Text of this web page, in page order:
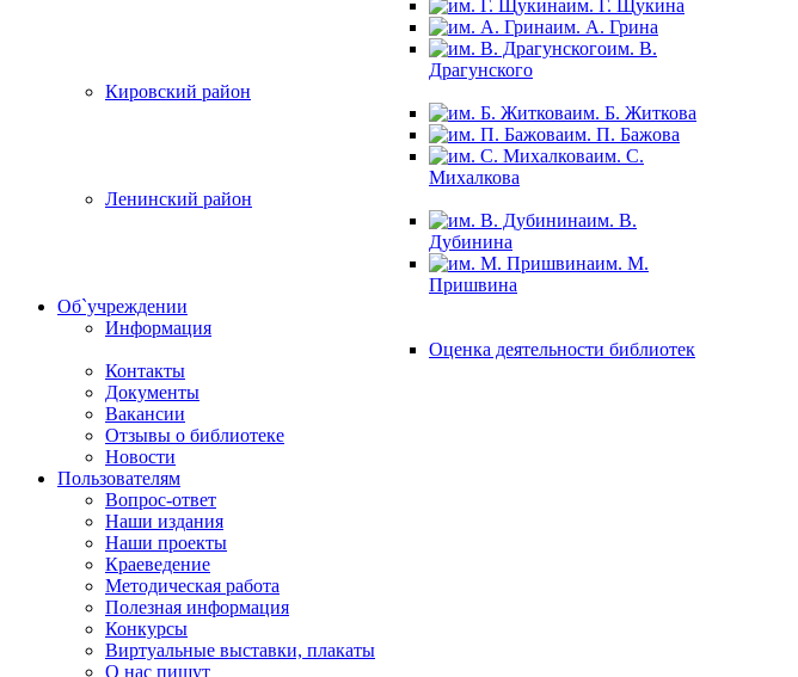
им. Г. Щукина
им. А. Грина
им. В.
Драгунского
Кировский район
им. Б. Житкова
им. П. Бажова
им. С.
Михалкова
Ленинский район
им. В.
Дубинина
им. М.
Пришвина
Об`учреждении
Информация
Оценка деятельности библиотек
Контакты
Документы
Вакансии
Отзывы о библиотеке
Новости
Пользователям
Вопрос-ответ
Наши издания
Наши проекты
Краеведение
Методическая работа
Полезная информация
Конкурсы
Виртуальные выставки, плакаты
О нас пишут